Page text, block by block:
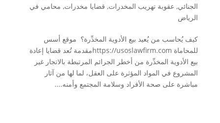
الجنائي, عقوبة تهريب المخدرات, قضايا مخدرات, محامي في
الرياض
كيف يُحاسب من يُعيد بيع الأدوية المخدِّرة؟ موقع أسس
للمحاماة https://usoslawfirm.comمقدمة تُعد قضايا إعادة
بيع الأدوية المخدِّرة من أخطر الجرائم المرتبطة بالاتجار غير
المشروع في المواد المؤثرة على العقل، لما لها من آثار
مباشرة على صحة الأفراد وسلامة المجتمع وأمنه....